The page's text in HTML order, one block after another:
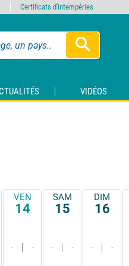
VIDÉOS
VEN
14
- -
SAM
15
- -
DIM
16
- -
Certificats d'intempéries